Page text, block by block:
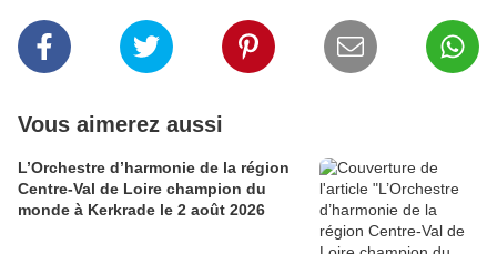
Vous aimerez aussi
L’Orchestre d’harmonie de la région
Centre-Val de Loire champion du
monde à Kerkrade le 2 août 2026